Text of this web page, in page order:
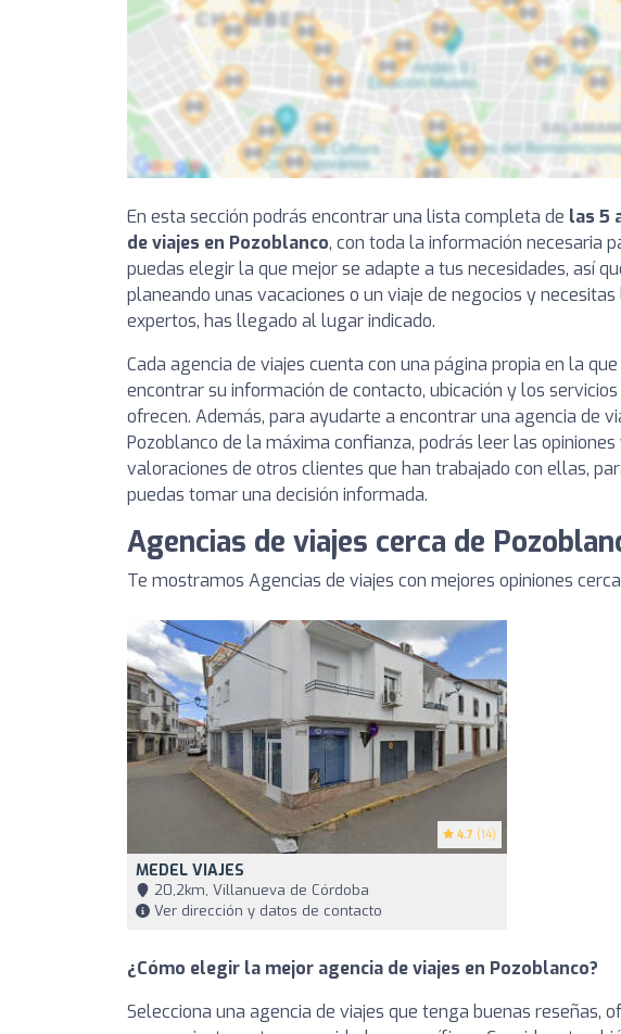
En esta sección podrás encontrar una lista completa de las 5
de viajes en Pozoblanco, con toda la información necesaria
puedas elegir la que mejor se adapte a tus necesidades, así
planeando unas vacaciones o un viaje de negocios y
expertos, has llegado al lugar indicado.
Cada agencia de viajes cuenta con una página propia en la
encontrar su información de contacto, ubicación y los servicios
ofrecen. Además, para ayudarte a encontrar una agencia de
Pozoblanco de la máxima confianza, podrás leer las opiniones
valoraciones de otros clientes que han trabajado con ellas,
puedas tomar una decisión informada.
Agencias de viajes cerca de
Te mostramos Agencias de viajes con mejores opiniones
4.7 (14)
MEDEL VIAJES
20,2km, Villanueva de Córdoba
Ver dirección y datos de contacto
¿Cómo elegir la mejor agencia de viajes en Pozoblanco?
Selecciona una agencia de viajes que tenga buenas reseñas,